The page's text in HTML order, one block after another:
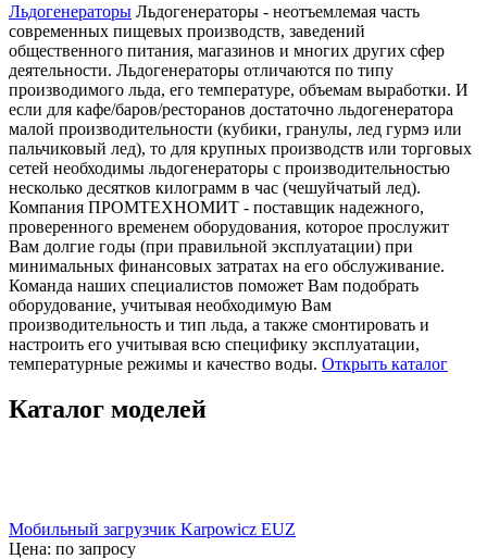
Льдогенераторы Льдогенераторы - неотъемлемая часть
современных пищевых производств, заведений
общественного питания, магазинов и многих других сфер
деятельности. Льдогенераторы отличаются по типу
производимого льда, его температуре, объемам выработки. И
если для кафе/баров/ресторанов достаточно льдогенератора
малой производительности (кубики, гранулы, лед гурмэ или
пальчиковый лед), то для крупных производств или торговых
сетей необходимы льдогенераторы с производительностью
несколько десятков килограмм в час (чешуйчатый лед).
Компания ПРОМТЕХНОМИТ - поставщик надежного,
проверенного временем оборудования, которое прослужит
Вам долгие годы (при правильной эксплуатации) при
минимальных финансовых затратах на его обслуживание.
Команда наших специалистов поможет Вам подобрать
оборудование, учитывая необходимую Вам
производительность и тип льда, а также смонтировать и
настроить его учитывая всю специфику эксплуатации,
температурные режимы и качество воды. Открыть каталог
Каталог моделей
Мобильный загрузчик Karpowicz EUZ
Цена: по запросу